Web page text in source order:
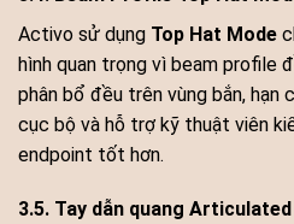
Activo sử dụng Top Hat Mode
hình quan trọng vì beam profile
phân bổ đều trên vùng bắn, hạn
cục bộ và hỗ trợ kỹ thuật viên
endpoint tốt hơn.
3.5. Tay dẫn quang